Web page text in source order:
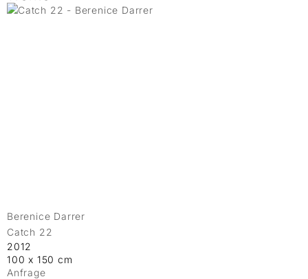
Berenice Darrer
Catch 22
2012
100 x 150 cm
Anfrage